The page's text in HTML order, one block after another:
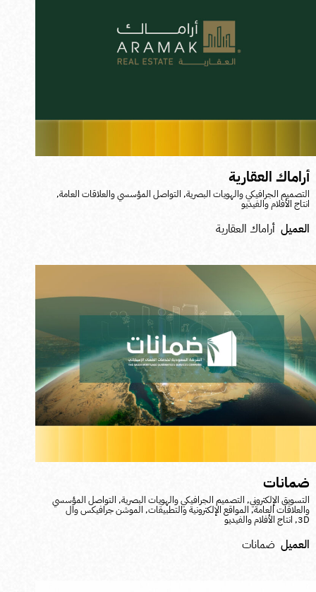
أراماك العقارية
التصميم الجرافيكي والهويات البصرية,التواصل المؤسسي والعلاقات العامة,
انتاج الأفلام والفيديو
العميل أراماك العقارية
ضمانات
التسويق الإلكتروني,التصميم الجرافيكي والهويات البصرية,التواصل المؤسسي
والعلاقات العامة,المواقع الإلكترونية والتطبيقات,الموشن جرافيكس وال
3D
,انتاج الأفلام والفيديو
العميل ضمانات